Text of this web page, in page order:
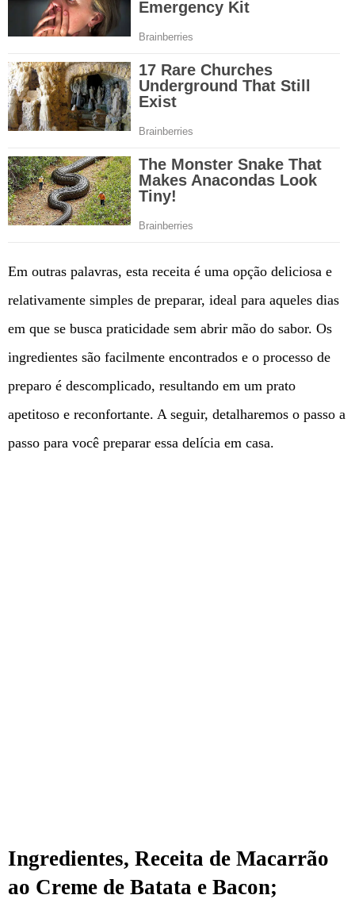
Em outras palavras, esta receita é uma opção deliciosa e
relativamente simples de preparar, ideal para aqueles dias
em que se busca praticidade sem abrir mão do sabor. Os
ingredientes são facilmente encontrados e o processo de
preparo é descomplicado, resultando em um prato
apetitoso e reconfortante. A seguir, detalharemos o passo a
passo para você preparar essa delícia em casa.
Ingredientes, Receita de Macarrão
ao Creme de Batata e Bacon;